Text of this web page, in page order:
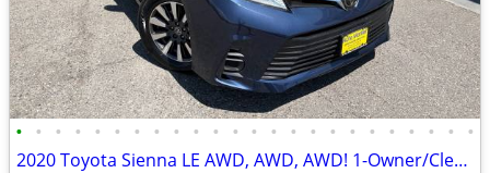
• • • • • • • • • • • • • • • • • • • • • • • •
2020 Toyota Sienna LE AWD, AWD, AWD! 1-Owner/Clean Carfax/SUPER NICE!